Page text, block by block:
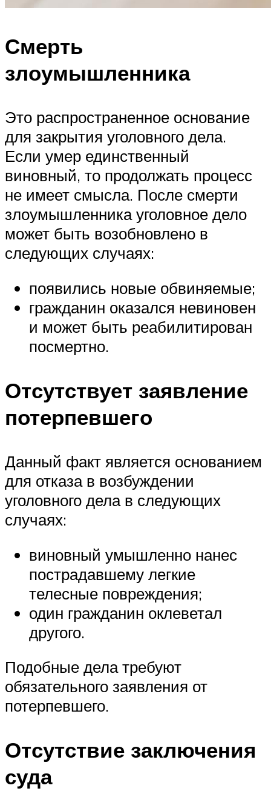
Смерть
злоумышленника
Это распространенное основание
для закрытия уголовного дела.
Если умер единственный
виновный, то продолжать процесс
не имеет смысла. После смерти
злоумышленника уголовное дело
может быть возобновлено в
следующих случаях:
появились новые обвиняемые;
гражданин оказался невиновен
и может быть реабилитирован
посмертно.
Отсутствует заявление
потерпевшего
Данный факт является основанием
для отказа в возбуждении
уголовного дела в следующих
случаях:
виновный умышленно нанес
пострадавшему легкие
телесные повреждения;
один гражданин оклеветал
другого.
Подобные дела требуют
обязательного заявления от
потерпевшего.
Отсутствие заключения
суда